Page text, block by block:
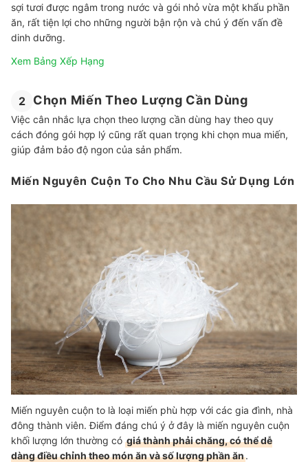
sợi tươi được ngâm trong nước và gói nhỏ vừa một khẩu phần
ăn, rất tiện lợi cho những người bận rộn và chú ý đến vấn đề
dinh dưỡng.
Xem Bảng Xếp Hạng
2 Chọn Miến Theo Lượng Cần Dùng
Việc cân nhắc lựa chọn theo lượng cần dùng hay theo quy
cách đóng gói hợp lý cũng rất quan trọng khi chọn mua miến,
giúp đảm bảo độ ngon của sản phẩm.
Miến Nguyên Cuộn To Cho Nhu Cầu Sử Dụng Lớn
Miến nguyên cuộn to là loại miến phù hợp với các gia đình, nhà
đông thành viên. Điểm đáng chú ý ở đây là miến nguyên cuộn
khối lượng lớn thường có giá thành phải chăng, có thể dễ
dàng điều chỉnh theo món ăn và số lượng phần ăn.